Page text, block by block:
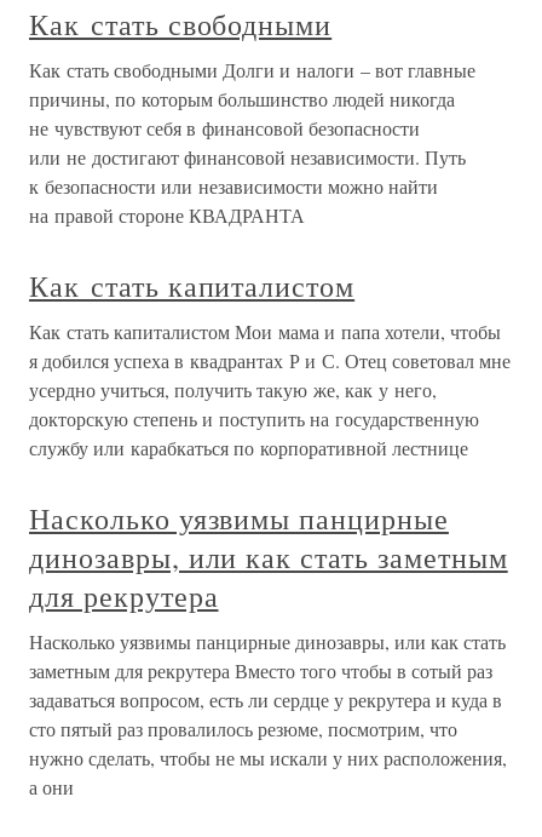
Как стать свободными
Как стать свободными Долги и налоги – вот главные
причины, по которым большинство людей никогда
не чувствуют себя в финансовой безопасности
или не достигают финансовой независимости. Путь
к безопасности или независимости можно найти
на правой стороне КВАДРАНТА
Как стать капиталистом
Как стать капиталистом Мои мама и папа хотели, чтобы
я добился успеха в квадрантах Р и С. Отец советовал мне
усердно учиться, получить такую же, как у него,
докторскую степень и поступить на государственную
службу или карабкаться по корпоративной лестнице
Насколько уязвимы панцирные
динозавры, или как стать заметным
для рекрутера
Насколько уязвимы панцирные динозавры, или как стать
заметным для рекрутера Вместо того чтобы в сотый раз
задаваться вопросом, есть ли сердце у рекрутера и куда в
сто пятый раз провалилось резюме, посмотрим, что
нужно сделать, чтобы не мы искали у них расположения,
а они